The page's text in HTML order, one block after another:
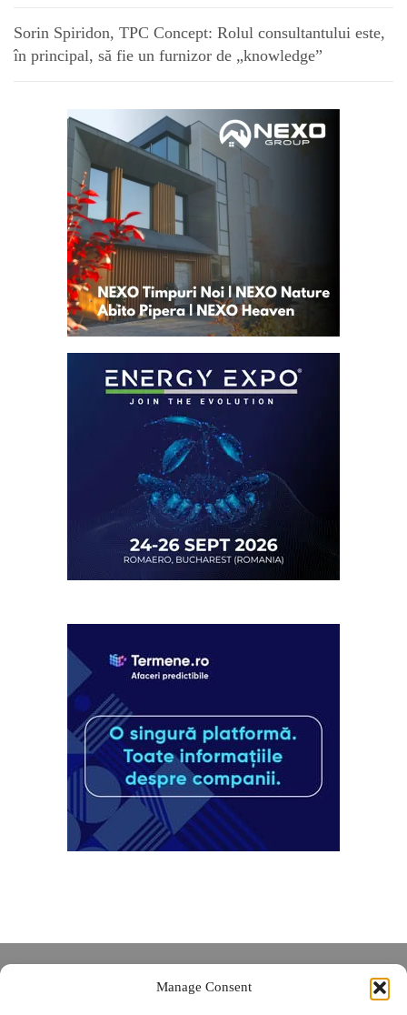
Manage Consent
Sorin Spiridon, TPC Concept: Rolul consultantului este,
în principal, să fie un furnizor de „knowledge”